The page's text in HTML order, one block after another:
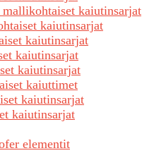
kaiutinsarjat
kaiutinsarjat
kaiutinsarjat
kaiutinsarjat
kaiutinsarjat
kaiuttimet
kaiutinsarjat
kaiutinsarjat
elementit